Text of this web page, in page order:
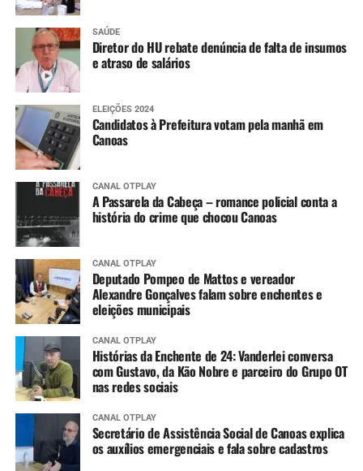
SAÚDE
Diretor do HU rebate denúncia de falta de insumos
e atraso de salários
ELEIÇÕES 2024
Candidatos à Prefeitura votam pela manhã em
Canoas
CANAL OTPLAY
A Passarela da Cabeça – romance policial conta a
história do crime que chocou Canoas
CANAL OTPLAY
Deputado Pompeo de Mattos e vereador
Alexandre Gonçalves falam sobre enchentes e
eleições municipais
CANAL OTPLAY
Histórias da Enchente de 24: Vanderlei conversa
com Gustavo, da Kão Nobre e parceiro do Grupo OT
nas redes sociais
CANAL OTPLAY
Secretário de Assistência Social de Canoas explica
os auxílios emergenciais e fala sobre cadastros